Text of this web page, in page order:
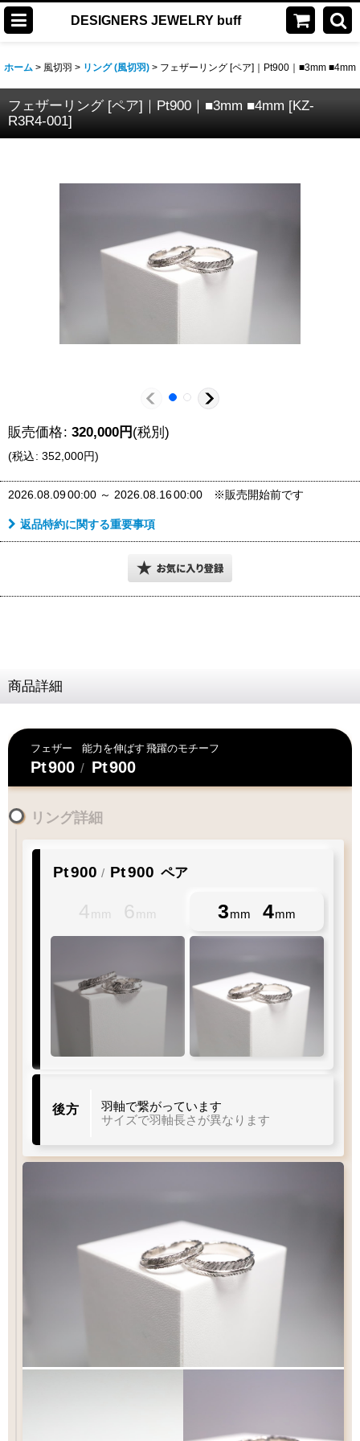
DESIGNERS JEWELRY buff
ホーム > 風切羽 > リング (風切羽) > フェザーリング [ペア]｜Pt900｜■3mm ■4mm
フェザーリング [ペア]｜Pt900｜■3mm ■4mm [KZ-
R3R4-001]
販売価格: 320,000円 (税別)
(税込: 352,000円)
2026.08.0900:00 ～ 2026.08.1600:00 ※販売開始前です
返品特約に関する重要事項
商品詳細
フェザー 能力を伸ばす 飛躍のモチーフ
Pt900 / Pt900
リング詳細
Pt900 / Pt900 ペア
4mm 6 mm 3mm 4mm
後方
羽軸で繋がっています
サイズで羽軸長さが異なります